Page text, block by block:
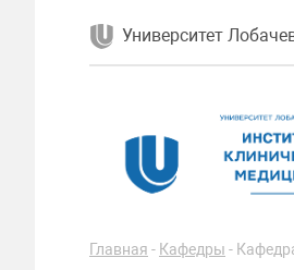
Университет
Главная - Кафедры -